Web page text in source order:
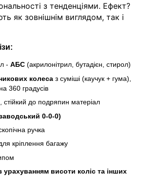
з тенденціями. Ефект?
як зовнішнім виглядом, так і
- АБС (акрилонітрил, бутадієн, стирол)
колеса з суміші (каучук + гума),
360 градусів
до подряпин матеріал
0-0-0)
ручка
кріплення багажу
урахуванням висоти коліс та інших